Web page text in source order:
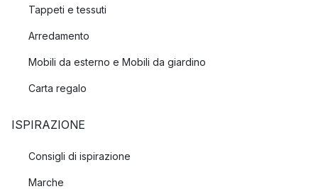
Tappeti e tessuti
Arredamento
Mobili da esterno e Mobili da giardino
Carta regalo
ISPIRAZIONE
Consigli di ispirazione
Marche